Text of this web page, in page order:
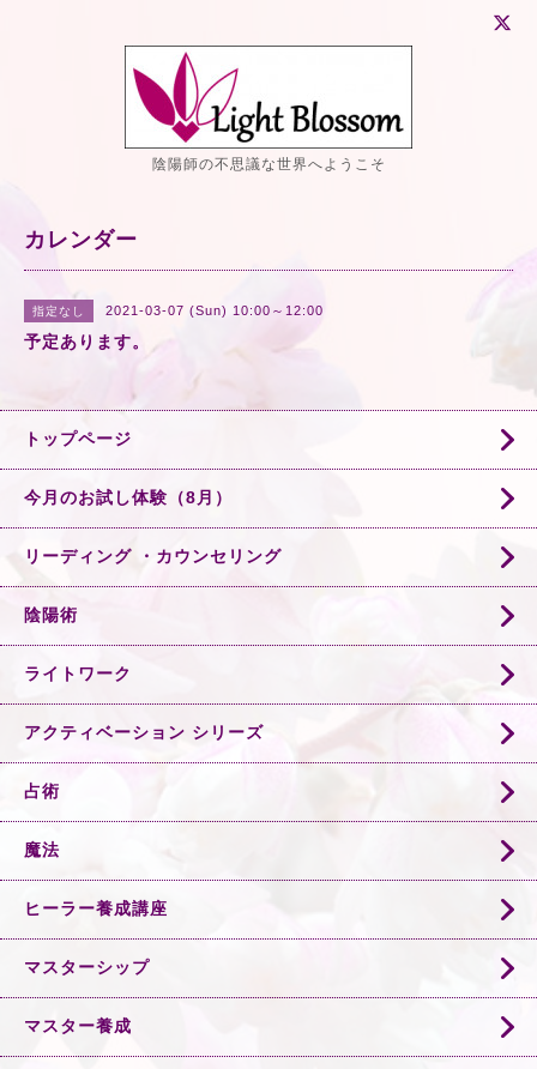
陰陽師の不思議な世界へようこそ
カレンダー
指定なし 2021-03-07 (Sun) 10:00～12:00
予定あります。
トップページ
今月のお試し体験（8月）
リーディング ・カウンセリング
陰陽術
ライトワーク
アクティベーション シリーズ
占術
魔法
ヒーラー養成講座
マスターシップ
マスター養成